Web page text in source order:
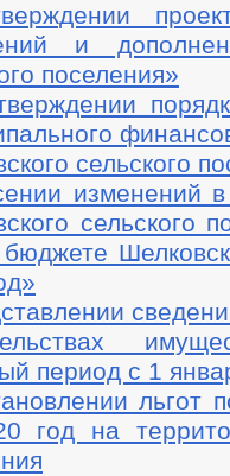
и
поселения»
сельского
изменений
сельского
период с 1
льгот
год на